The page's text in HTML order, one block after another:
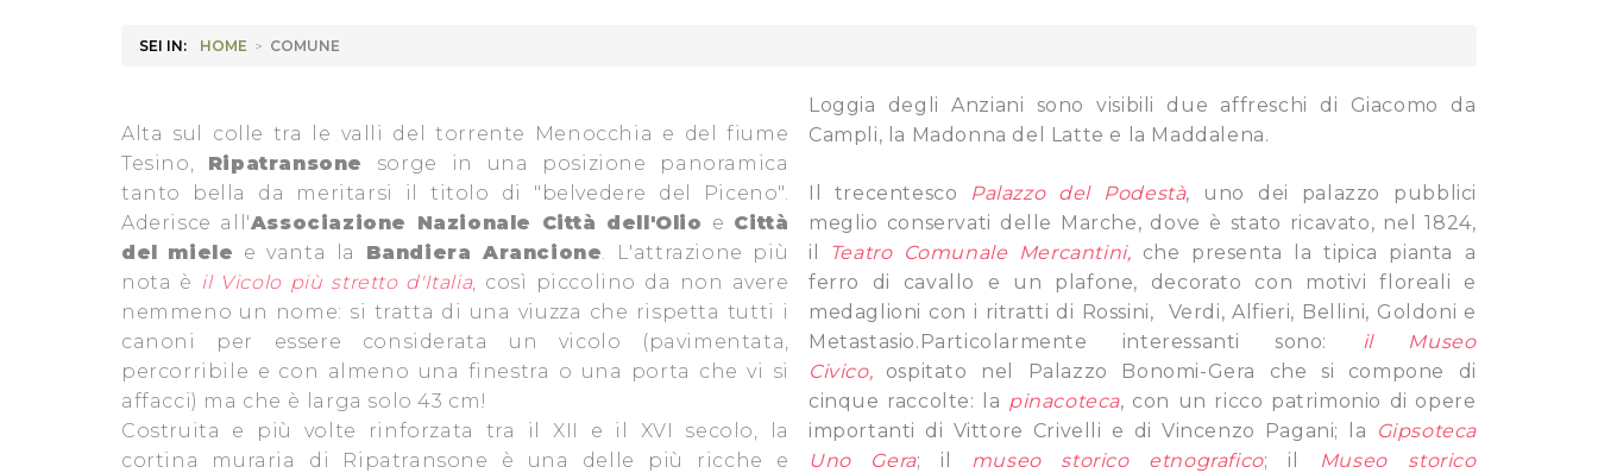
SEI IN: HOME > COMUNE
Alta sul colle tra le valli del torrente Menocchia e del fiume
Tesino, Ripatransone
sorge in una posizione panoramica
tanto bella da meritarsi il titolo di "belvedere del Piceno".
Aderisce all'Associazione Nazionale Città dell'Olio e Città
del miele e vanta la Bandiera Arancione. L'attrazione più
nota è il Vicolo più stretto d'Italia, così piccolino da non avere
nemmeno un nome: si tratta di una viuzza che rispetta tutti i
canoni per essere considerata un vicolo (pavimentata,
percorribile e con almeno una finestra o una porta che vi si
affacci) ma che è
larga solo 43 cm!
Costruita e più volte rinforzata tra il XII e il XVI secolo, la
cortina muraria di Ripatransone è una delle più ricche e
Loggia degli Anziani sono visibili due affreschi di Giacomo da
Campli, la Madonna del Latte e la Maddalena.
Il trecentesco Palazzo del Podestà, uno dei palazzo pubblici
meglio conservati delle Marche, dove è stato ricavato, nel 1824,
il
Teatro Comunale Mercantini, che presenta la tipica pianta a
ferro di cavallo e un plafone, decorato con motivi floreali e
medaglioni con i ritratti di Rossini, Verdi, Alfieri, Bellini, Goldoni e
Metastasio.Particolarmente interessanti sono:
il Museo
Civico, ospitato nel Palazzo Bonomi-Gera che si compone di
cinque raccolte: la pinacoteca, con un ricco patrimonio di opere
importanti di Vittore Crivelli e di Vincenzo Pagani; la
Gipsoteca
Uno Gera; il museo storico etnografico; il
Museo storico